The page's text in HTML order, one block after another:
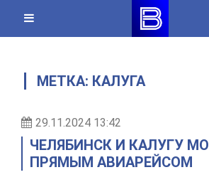
content
МЕТКА: КАЛУГА
29.11.2024 13:42
ЧЕЛЯБИНСК И КАЛУГУ
ПРЯМЫМ АВИАРЕЙСОМ